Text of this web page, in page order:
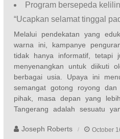
Program bersepeda
“Ucapkan selamat tinggal
Melalui pendekatan yang
warna ini, kampanye
tidak hanya informatif, tetapi
menyenangkan untuk diikuti
berbagai usia. Upaya ini
semangat gotong royong
pihak, masa depan yang
Tangerang adalah sesuatu
Joseph Roberts October